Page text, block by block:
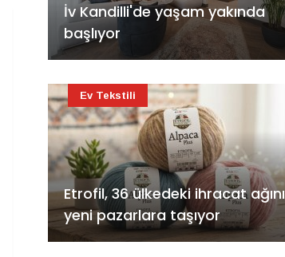
İv Kandilli'de yaşam yakında
başlıyor
Etrofil, 36 ülkedeki ihracat ağını
yeni pazarlara taşıyor
Ev Tekstili